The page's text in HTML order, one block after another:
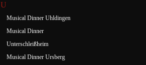
U
Musical Dinner Uhldingen
Musical Dinner
Unterschleißheim
Musical Dinner Ursberg